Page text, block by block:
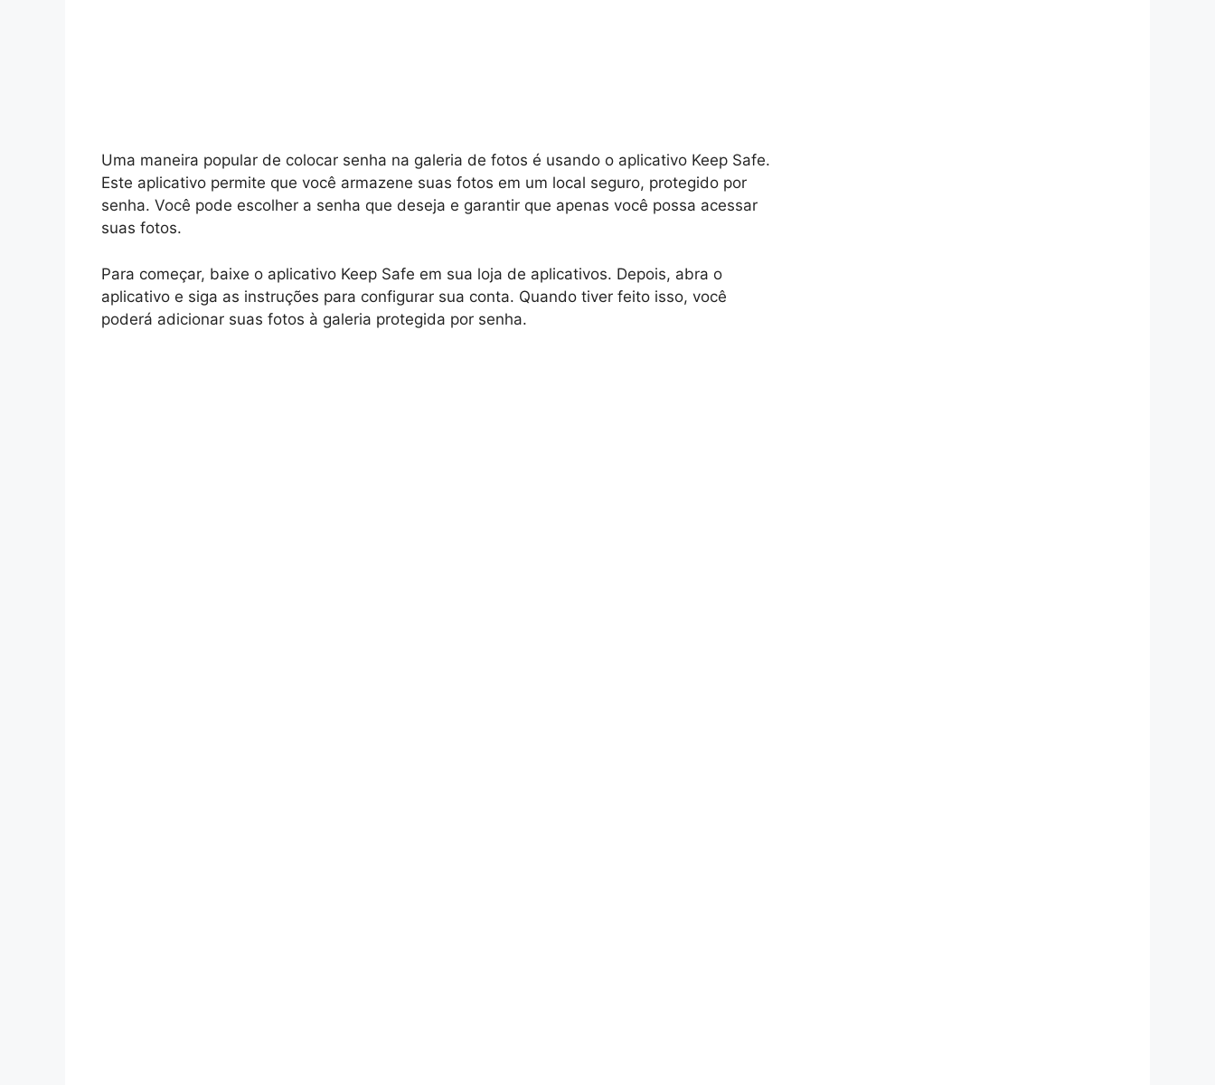
Uma maneira popular de colocar senha na galeria de fotos é usando o aplicativo Keep Safe.
Este aplicativo permite que você armazene suas fotos em um local seguro, protegido por
senha. Você pode escolher a senha que deseja e garantir que apenas você possa acessar
suas fotos.
Para começar, baixe o aplicativo Keep Safe em sua loja de aplicativos. Depois, abra o
aplicativo e siga as instruções para configurar sua conta. Quando tiver feito isso, você
poderá adicionar suas fotos à galeria protegida por senha.